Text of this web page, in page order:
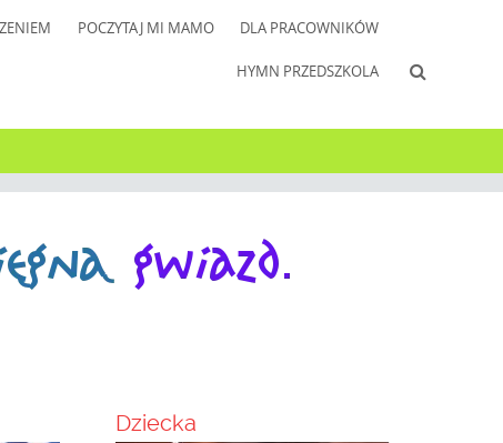
POCZYTAJ MI MAMO DLA PRACOWNIKÓW
HYMN PRZEDSZKOLA
Dziecka